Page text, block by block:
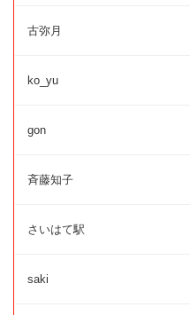
古弥月
ko_yu
gon
斉藤知子
さいはて駅
saki